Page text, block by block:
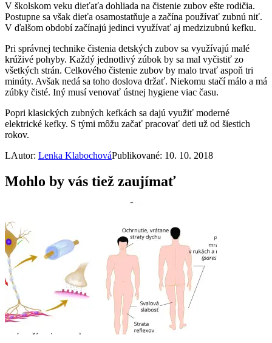
V školskom veku dieťaťa dohliada na čistenie zubov ešte rodičia.
Postupne sa však dieťa osamostatňuje a začína používať zubnú niť.
V ďalšom období začínajú jedinci využívať aj medzizubnú kefku.
Pri správnej technike čistenia detských zubov sa využívajú malé
krúživé pohyby. Každý jednotlivý zúbok by sa mal vyčistiť zo
všetkých strán. Celkového čistenie zubov by malo trvať aspoň tri
minúty. Avšak nedá sa toho doslova držať. Niekomu stačí málo a má
zúbky čisté. Iný musí venovať ústnej hygiene viac času.
Popri klasických zubných kefkách sa dajú využiť moderné
elektrické kefky. S tými môžu začať pracovať deti už od šiestich
rokov.
LAutor: Lenka KlabochováPublikované: 10. 10. 2018
Mohlo by vás tiež zaujímať